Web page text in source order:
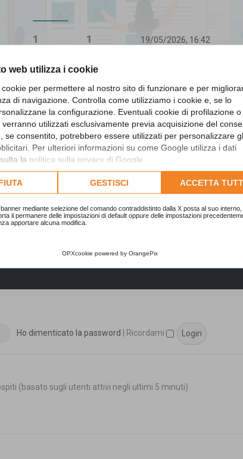
web utilizza i cookie
cookie per permettere al nostro sito di funzionare e per
di navigazione. Controlla come utilizziamo i cookie e, se lo
la configurazione. Eventuali cookie di profilazione o
utilizzati esclusivamente previa acquisizione del
se consentito, potrebbero essere utilizzati per personalizzare
Per ulteriori informazioni su come Google utilizza i dati
la politica sulla privacy di Google
cookie completa.
GESTISCI ACCETTA
mediante selezione del comando contraddistinto dalla X posta al suo interno,
il permanere delle impostazioni di default oppure delle impostazioni
apportare alcuna modifica.
OPXcookie powered by OrangePix
1 1
19/05/2026, 16:42
Revisori dei conti
Argomenti
1156
Messaggi
19/05/2026, 16:43
Ultimo messaggio
Ho dimenticato la password Ricordami
(basato sugli utenti attivi negli ultimi 5 minuti)